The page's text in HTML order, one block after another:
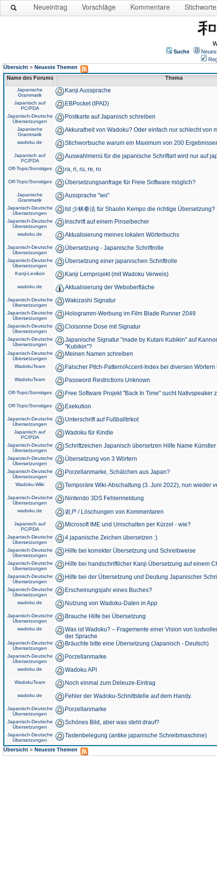
Neueintrag Vorschläge Kommentare Stichworte
Suche
Übersicht » Neueste Themen
Name des Forums
Thema
Japanische
Grammatik
Kanji Aussprache
Japanisch auf
PC/PDA
EBPocket (IPAD)
Japanisch-Deutsche
Übersetzungen
Postkarte auf Japanisch schreiben
Japanische
Grammatik
Akkuratheit von Wadoku? Oder einfach nur schlecht von
wadoku.de Stichwortsuche warum ein Maximum von 200
Japanisch auf
PC/PDA
Auswahlmenü für die japanische Schriftart wird nur auf
Off-Topic/Sonstiges ra, ri, ru, re, ro
Off-Topic/Sonstiges Übersetzungsanfrage für Freie Software möglich?
Japanische
Grammatik
Aussprache "wo"
Japanisch-Deutsche
Übersetzungen
Ist 少林拳法 für Shaolin Kempo die richtige Übersetzung?
Japanisch-Deutsche
Übersetzungen
Inschrift auf einem Pinselbecher
wadoku.de Aktualisierung meines lokalen Wörterbuchs
Japanisch-Deutsche
Übersetzungen
Übersetzung - Japanische Schriftrolle
Japanisch-Deutsche
Übersetzungen
Übersetzung einer japanischen Schriftrolle
Kanji-Lexikon Kanji Lernprojekt (mit Wadoku Verweis)
wadoku.de Aktualisierung der Weboberfläche
Japanisch-Deutsche
Übersetzungen
Wakizashi Signatur
Japanisch-Deutsche
Übersetzungen
Hologramm-Werbung im Film Blade Runner 2049
Japanisch-Deutsche
Übersetzungen
Cloisonne Dose mit Signatur
Japanisch-Deutsche
Übersetzungen
Japanische Signatur "made by Kutani Kubikin" auf
"Kubikin"?
Japanisch-Deutsche
Übersetzungen
Meinen Namen schreiben
WadokuTeam Falscher Pitch-Pattern/Accent-Index bei diversen
WadokuTeam Password Restrictions Unknown
Off-Topic/Sonstiges Free Software Projekt "Back In Time" sucht Nativspeaker
Off-Topic/Sonstiges Exekution
Japanisch-Deutsche
Übersetzungen
Unterschrift auf Fußballtrikot
Japanisch auf
PC/PDA
Wadoku für Kindle
Japanisch-Deutsche
Übersetzungen
Schriftzeichen Japanisch übersetzen Hilfe Name
Japanisch-Deutsche
Übersetzungen
Übersetzung von 3 Wörtern
Japanisch-Deutsche
Übersetzungen
Porzellanmarke, Schälchen aus Japan?
Wadoku-Wiki Temporäre Wiki-Abschaltung (3. Juni 2022), nun wieder
Japanisch-Deutsche
Übersetzungen
Nintendo 3DS Fehlermeldung
wadoku.de 岩戸 / Löschungen von Kommentaren
Japanisch auf
PC/PDA
Microsoft IME und Umschalten per Kürzel - wie?
Japanisch-Deutsche
Übersetzungen
4 japanische Zeichen übersetzen :)
Japanisch-Deutsche
Übersetzungen
Hilfe bei korrekter Übersetzung und Schreibweise
Japanisch-Deutsche
Übersetzungen
Hilfe bei handschriftlicher Kanji Übersetzung auf einem
Japanisch-Deutsche
Übersetzungen
Hilfe bei der Übersetzung und Deutung Japanischer
Japanisch-Deutsche
Übersetzungen
Erscheinungsjahr eines Buches?
wadoku.de Nutzung von Wadoku-Daten in App
Japanisch-Deutsche
Übersetzungen
Brauche Hilfe bei Übersetzung
wadoku.de
Was ist Wadoku? – Fragemente einer Vision von
der Sprache
Japanisch-Deutsche
Übersetzungen
Bräuchte bitte eine Übersetzung (Japanisch - Deutsch)
Japanisch-Deutsche
Übersetzungen
Porzellanmarke
wadoku.de Wadoku API
WadokuTeam Noch einmal zum Deleuze-Eintrag
wadoku.de Fehler der Wadoku-Schnittstelle auf dem Handy.
Japanisch-Deutsche
Übersetzungen
Porzellanmarke
Japanisch-Deutsche
Übersetzungen
Schönes Bild, aber was steht drauf?
Japanisch-Deutsche
Übersetzungen
Tastenbelegung (antike japanische Schreibmaschine)
Übersicht » Neueste Themen